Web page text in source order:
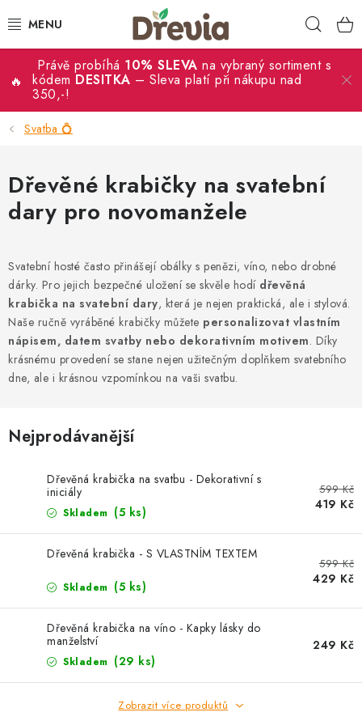
na
SVATBA 💍
DÁRKY
KUCHYŇSKÉ POTŘEBY
PŘÍLEŽITOSTI
MATERIÁLY A TVOŘENÍ
PRO FIRMY
VÝPRODEJ 🔥
Hodnocení obchodu
Reklamace a vrácení zboží
Dřeviny a certifikáty
Pro firmy Velkoobchod
Právě probíhá 10% SLEVA na vybraný sortiment s
kódem DESITKA – Sleva platí při nákupu nad
350,-!
Svatba 💍
Dřevěné krabičky na svatební
dary pro novomanžele
Svatební hosté často přinášejí obálky s penězi, víno, nebo drobné
dárky. Pro jejich bezpečné uložení se skvěle hodí dřevěná
krabička na svatební dary, která je nejen praktická, ale i stylová.
Naše ručně vyráběné krabičky můžete personalizovat vlastním
nápisem, datem svatby nebo dekorativním motivem. Díky
krásnému provedení se stane nejen užitečným doplňkem svatebního
dne, ale i krásnou vzpomínkou na vaši svatbu.
Nejprodávanější
Dřevěná krabička na svatbu - Dekorativní s
iniciály
Skladem (5 ks)
599 Kč
419 Kč
Dřevěná krabička - S VLASTNÍM TEXTEM
Skladem (5 ks)
599 Kč
429 Kč
Dřevěná krabička na víno - Kapky lásky do
manželství
Skladem (29 ks)
249 Kč
Zobrazit více produktů